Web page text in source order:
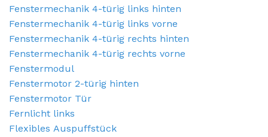
Fenstermechanik 4-türig links hinten
Fenstermechanik 4-türig links vorne
Fenstermechanik 4-türig rechts hinten
Fenstermechanik 4-türig rechts vorne
Fenstermodul
Fenstermotor 2-türig hinten
Fenstermotor Tür
Fernlicht links
Flexibles Auspuffstück